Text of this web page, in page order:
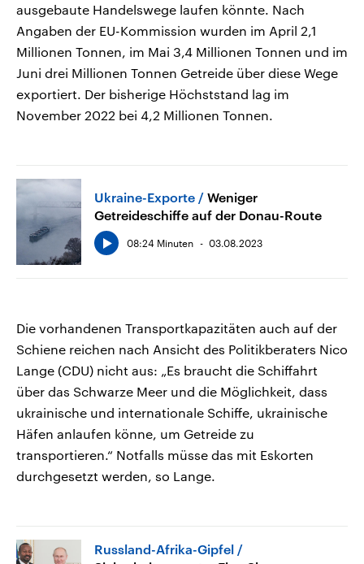
ausgebaute Handelswege laufen könnte. Nach
Angaben der EU-Kommission wurden im April 2,1
Millionen Tonnen, im Mai 3,4 Millionen Tonnen und im
Juni drei Millionen Tonnen Getreide über diese Wege
exportiert. Der bisherige Höchststand lag im
November 2022 bei 4,2 Millionen Tonnen.
Ukraine-Exporte
Weniger
Getreideschiffe auf der Donau-Route
08:24 Minuten 03.08.2023
Die vorhandenen Transportkapazitäten auch auf der
Schiene reichen nach Ansicht des Politikberaters Nico
Lange (CDU) nicht aus: „Es braucht die Schiffahrt
über das Schwarze Meer und die Möglichkeit, dass
ukrainische und internationale Schiffe, ukrainische
Häfen anlaufen könne, um Getreide zu
transportieren.“ Notfalls müsse das mit Eskorten
durchgesetzt werden, so Lange.
Russland-Afrika-Gipfel